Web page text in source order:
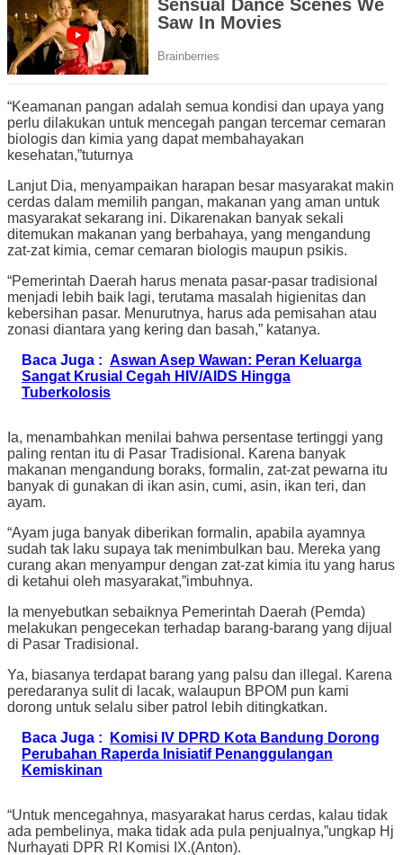
“Keamanan pangan adalah semua kondisi dan upaya yang
perlu dilakukan untuk mencegah pangan tercemar cemaran
biologis dan kimia yang dapat membahayakan
kesehatan,”tuturnya
Lanjut Dia, menyampaikan harapan besar masyarakat makin
cerdas dalam memilih pangan, makanan yang aman untuk
masyarakat sekarang ini. Dikarenakan banyak sekali
ditemukan makanan yang berbahaya, yang mengandung
zat-zat kimia, cemar cemaran biologis maupun psikis.
“Pemerintah Daerah harus menata pasar-pasar tradisional
menjadi lebih baik lagi, terutama masalah higienitas dan
kebersihan pasar. Menurutnya, harus ada pemisahan atau
zonasi diantara yang kering dan basah,” katanya.
Baca Juga : Aswan Asep Wawan: Peran Keluarga
Sangat Krusial Cegah HIV/AIDS Hingga
Tuberkolosis
Ia, menambahkan menilai bahwa persentase tertinggi yang
paling rentan itu di Pasar Tradisional. Karena banyak
makanan mengandung boraks, formalin, zat-zat pewarna itu
banyak di gunakan di ikan asin, cumi, asin, ikan teri, dan
ayam.
“Ayam juga banyak diberikan formalin, apabila ayamnya
sudah tak laku supaya tak menimbulkan bau. Mereka yang
curang akan menyampur dengan zat-zat kimia itu yang harus
di ketahui oleh masyarakat,”imbuhnya.
Ia menyebutkan sebaiknya Pemerintah Daerah (Pemda)
melakukan pengecekan terhadap barang-barang yang dijual
di Pasar Tradisional.
Ya, biasanya terdapat barang yang palsu dan illegal. Karena
peredaranya sulit di lacak, walaupun BPOM pun kami
dorong untuk selalu siber patrol lebih ditingkatkan.
Baca Juga :
Komisi IV DPRD Kota Bandung Dorong
Perubahan Raperda Inisiatif Penanggulangan
Kemiskinan
“Untuk mencegahnya, masyarakat harus cerdas, kalau tidak
ada pembelinya, maka tidak ada pula penjualnya,”ungkap Hj
Nurhayati DPR RI Komisi IX.(Anton).